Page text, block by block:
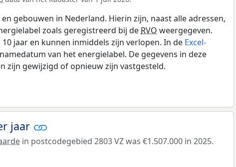
gebouwen in Nederland. Hierin zijn, naast alle adressen,
zoals geregistreerd bij de RVO weergegeven.
jaar en kunnen inmiddels zijn verlopen. In de Excel-
van het energielabel. De gegevens in deze
zijn gewijzigd of opnieuw zijn vastgesteld.
jaar
in postcodegebied 2803 VZ was €1.507.000 in 2025.